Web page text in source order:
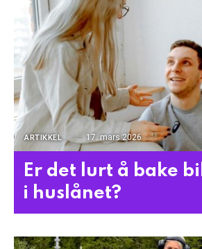
ARTIKKEL 17. mars 2026
Er det lurt å bake
i huslånet?